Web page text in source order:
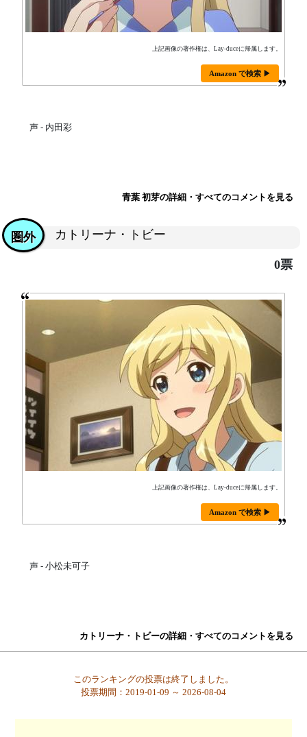
上記画像の著作権は、Lay-duceに帰属します。
Amazon で検索 ▶
声 - 内田彩
青葉 初芽の詳細・すべてのコメントを見る
カトリーナ・トビー
圏外
0票
上記画像の著作権は、Lay-duceに帰属します。
Amazon で検索 ▶
声 - 小松未可子
カトリーナ・トビーの詳細・すべてのコメントを見る
このランキングの投票は終了しました。
投票期間：2019-01-09 ～ 2026-08-04